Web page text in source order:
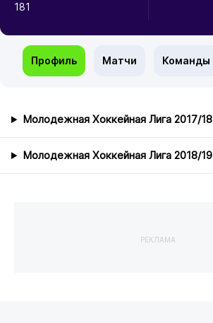
181
Профиль Матчи Команды
Молодежная Хоккейная Лига 2017/18
Молодежная Хоккейная Лига 2018/19
РЕКЛАМА